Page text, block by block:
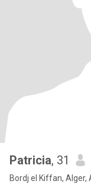
Patricia, 31
Bordj el Kiffan, Alger,